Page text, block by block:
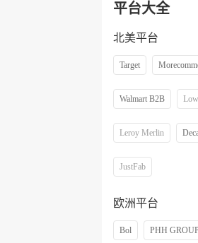
平台大全
北美平台
Target
Walmart B2B
Leroy Merlin
JustFab
欧洲平台
Bol PHH GROUP